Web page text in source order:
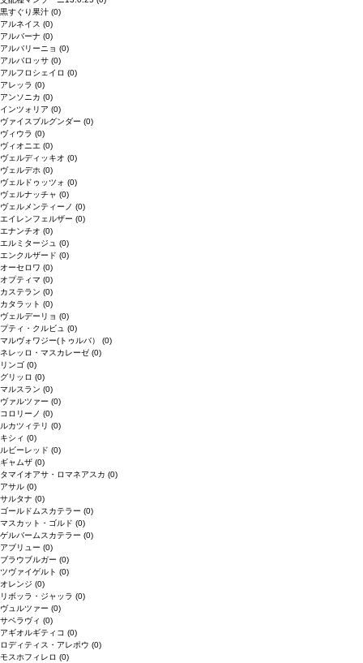
黒すぐり果汁 (0)
アルネイス (0)
アルバーナ (0)
アルバリーニョ (0)
アルバロッサ (0)
アルフロシェイロ (0)
アレッラ (0)
アンソニカ (0)
インツォリア (0)
ヴァイスブルグンダー (0)
ヴィウラ (0)
ヴィオニエ (0)
ヴェルディッキオ (0)
ヴェルデホ (0)
ヴェルドゥッツォ (0)
ヴェルナッチャ (0)
ヴェルメンティーノ (0)
エイレンフェルザー (0)
エナンチオ (0)
エルミタージュ (0)
エンクルザード (0)
オーセロワ (0)
オプティマ (0)
カステラン (0)
カタラット (0)
ヴェルデーリョ (0)
プティ・クルビュ (0)
マルヴォワジー(トゥルバ） (0)
ネレッロ・マスカレーゼ (0)
リンゴ (0)
グリッロ (0)
マルスラン (0)
ヴァルツァー (0)
コロリーノ (0)
ルカツィテリ (0)
キシィ (0)
ルビーレッド (0)
ギャムザ (0)
タマイオアサ・ロマネアスカ (0)
アサル (0)
サルタナ (0)
ゴールドムスカテラー (0)
マスカット・ゴルド (0)
ゲルバームスカテラー (0)
アブリュー (0)
ブラウブルガー (0)
ツヴァイゲルト (0)
オレンジ (0)
リボッラ・ジャッラ (0)
ヴュルツァー (0)
サペラヴィ (0)
アギオルギティコ (0)
ロディティス・アレポウ (0)
モスホフィレロ (0)